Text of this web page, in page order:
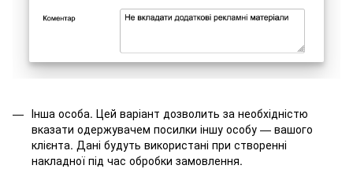
Інша особа. Цей варіант дозволить за необхідністю
вказати одержувачем посилки іншу особу — вашого
клієнта. Дані будуть використані при створенні
накладної під час обробки замовлення.